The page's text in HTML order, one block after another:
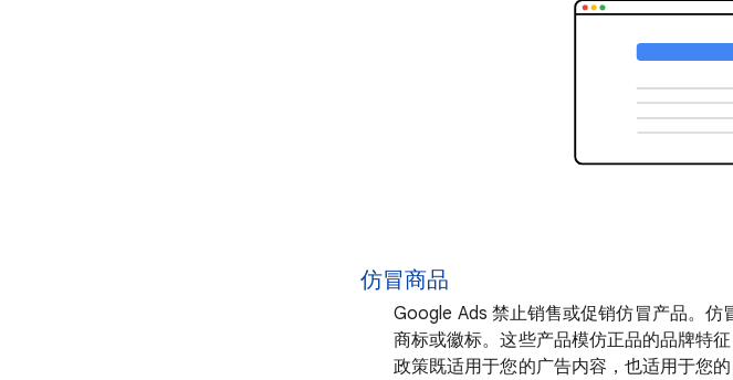
仿冒商品
Google Ads 禁止销售或促销仿冒产品。
商标或徽标。这些产品模仿正品的品牌特
政策既适用于您的广告内容，也适用于您的